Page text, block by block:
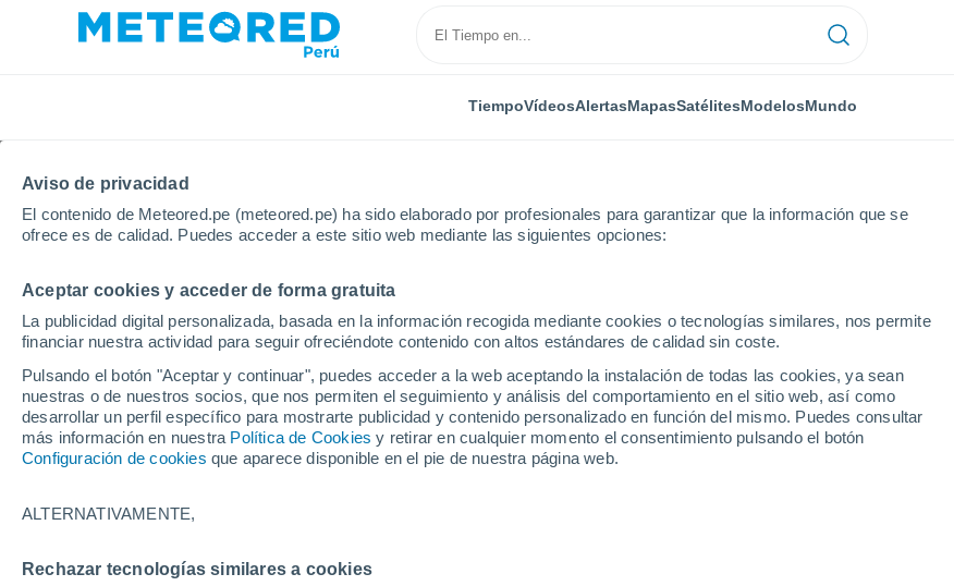
Aviso de privacidad
El contenido de Meteored.pe (meteored.pe) ha sido elaborado por profesionales para garantizar que la información que se
ofrece es de calidad. Puedes acceder a este sitio web mediante las siguientes opciones:
Aceptar cookies y acceder de forma gratuita
La publicidad digital personalizada, basada en la información recogida mediante cookies o tecnologías similares, nos permite
financiar nuestra actividad para seguir ofreciéndote contenido con altos estándares de calidad sin coste.
Pulsando el botón "Aceptar y continuar", puedes acceder a la web aceptando la instalación de todas las cookies, ya sean
nuestras o de nuestros socios, que nos permiten el seguimiento y análisis del comportamiento en el sitio web, así como
desarrollar un perfil específico para mostrarte publicidad y contenido personalizado en función del mismo. Puedes consultar
más información en nuestra Política de Cookies y retirar en cualquier momento el consentimiento pulsando el botón
Configuración de cookies que aparece disponible en el pie de nuestra página web.
ALTERNATIVAMENTE,
Rechazar tecnologías similares a cookies
TiempoVídeosAlertasMapasSatélitesModelosMundo
Inicio Estados Unidos Estado de Tennessee
Tiempo en Henderson - TN por horas
Tiempo 1 - 7 días Por horas
Gráfica del tiempo por horas en Henderson
SÍMBOLO TEMPERATURA